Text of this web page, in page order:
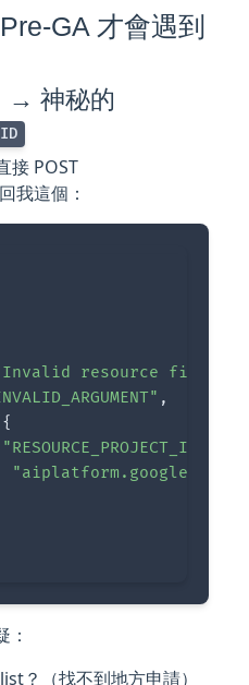
GA 才會遇到
→ 神秘的
接 POST
我這個：
resource field
,
[{
？（找不到地方申請）